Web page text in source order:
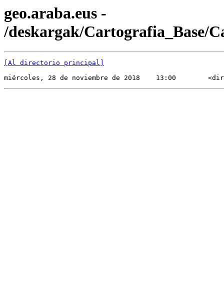
geo.araba.eus -
/deskargak/Cartografia_Base/
[Al directorio principal]
miércoles, 28 de noviembre de 2018    13:00